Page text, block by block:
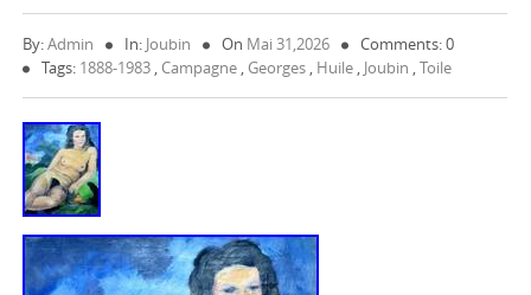
By:Admin In: Joubin On Mai 31,2026
Comments: 0
Tags: 1888-1983 , Campagne , Georges , Huile , Joubin ,Toile